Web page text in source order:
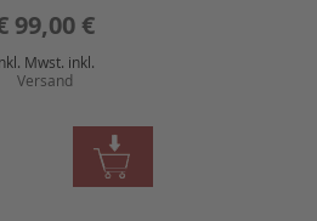
99,00 €
Mwst. inkl.
Versand